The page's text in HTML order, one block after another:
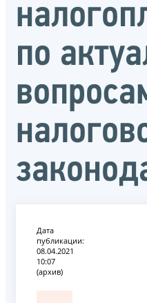
по
Дата
публикации:
08.04.2021
10:07
(архив)